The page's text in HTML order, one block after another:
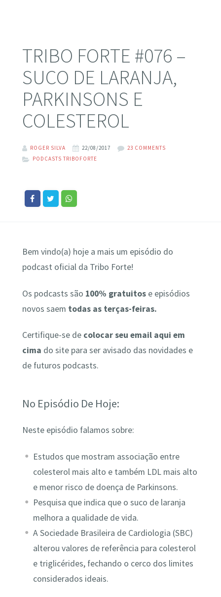
TRIBO FORTE #076 –
SUCO DE LARANJA,
PARKINSONS E
COLESTEROL
ROGER SILVA 22/08/2017
23 COMMENTS
PODCASTS TRIBOFORTE
Bem vindo(a) hoje a mais um episódio do
podcast oficial da Tribo Forte!
Os podcasts são 100% gratuitose episódios
novos saem todas as terças-feiras.
Certifique-se de colocar seu email aqui em
cima do site para ser avisado das novidades e
de futuros podcasts.
No Episódio De Hoje:
Neste episódio falamos sobre:
Estudos que mostram associação entre
colesterol mais alto e também LDL mais alto
e menor risco de doença de Parkinsons.
Pesquisa que indica que o suco de laranja
melhora a qualidade de vida.
A Sociedade Brasileira de Cardiologia (SBC)
alterou valores de referência para colesterol
e triglicérides, fechando o cerco dos limites
considerados ideais.